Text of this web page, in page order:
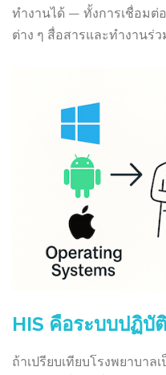
ทำงานได้ — ทั้งการเชื่อมต่
ต่าง ๆ สื่อสารและทำงานร่
HIS คือระบบปฏิบั
ถ้าเปรียบเทียบโรงพยาบาล